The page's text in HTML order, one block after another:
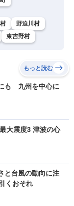
野迫川村
東吉野村
もっと読む
も 九州を中心に
大震度3 津波の心
と台風の動向に注
くおそれ